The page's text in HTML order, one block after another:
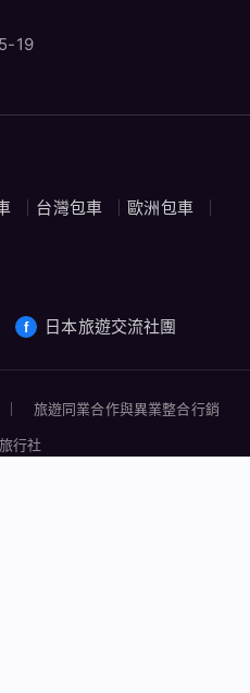
19
台灣包車
歐洲包車
日本旅遊交流社團
旅遊同業合作與異業整合行銷
行社